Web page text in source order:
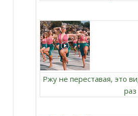
Ржу не переставая, это
раз